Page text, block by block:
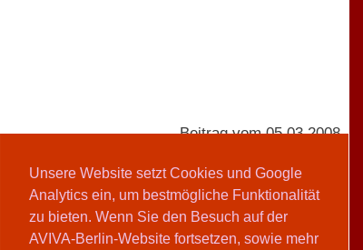
Unsere Website setzt Cookies und Google
Analytics ein, um bestmögliche Funktionalität
zu bieten. Wenn Sie den Besuch auf der
AVIVA-Berlin-Website fortsetzen, sowie mehr
Beitrag vom 05.03.2008
Clarissa Lempp